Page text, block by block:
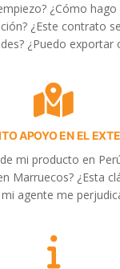
¿Cómo hago
¿Este contrato
¿Puedo exportar
APOYO EN EL
mi producto en
Marruecos? ¿Esta
agente me